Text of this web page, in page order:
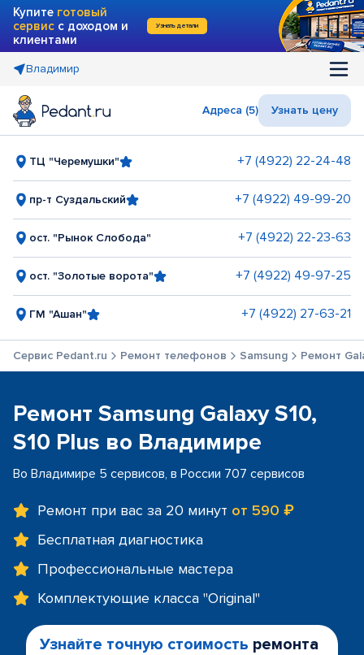
Купите готовый
сервис с доходом и
клиентами
Узнать детали
Владимир
Адреса (5) Узнать цену
ТЦ "Черемушки" +7 (4922) 22-24-48
пр-т Суздальский +7 (4922) 49-99-20
ост. "Рынок Слобода" +7 (4922) 22-23-63
ост. "Золотые ворота" +7 (4922) 49-97-25
ГМ "Ашан" +7 (4922) 27-63-21
Сервис Pedant.ru Ремонт телефонов Samsung Ремонт
Ремонт Samsung Galaxy S10,
S10 Plus во Владимире
Во Владимире 5 сервисов, в России 707 сервисов
Ремонт при вас за 20 минут от 590 ₽
Бесплатная диагностика
Профессиональные мастера
Комплектующие класса "Original"
Узнайте точную стоимость ремонта